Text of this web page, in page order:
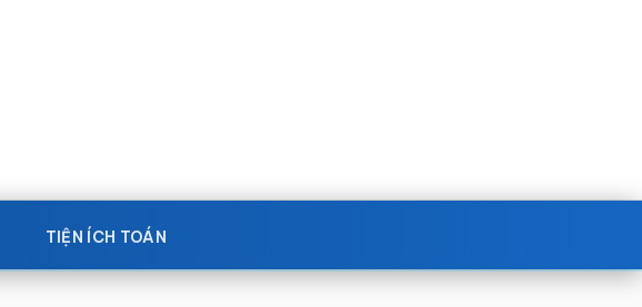
TIỆN ÍCH TOÁN